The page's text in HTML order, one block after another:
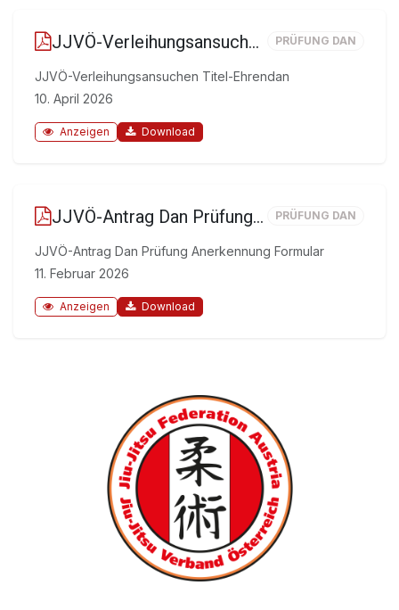
JJVÖ-Verleihungsansuchen Titel-Ehrendan PRÜFUNG DAN
JJVÖ-Verleihungsansuchen Titel-Ehrendan
10. April 2026
Anzeigen Download
JJVÖ-Antrag Dan Prüfung Anerkennung Formular PRÜFUNG DAN
JJVÖ-Antrag Dan Prüfung Anerkennung Formular
11. Februar 2026
Anzeigen Download